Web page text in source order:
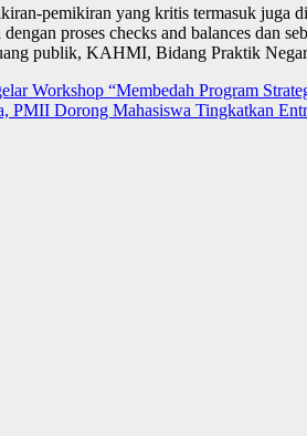
pemikiran yang kritis termasuk juga
proses checks and balances dan
publik, KAHMI, Bidang Praktik
Workshop “Membedah Program
PMII Dorong Mahasiswa Tingkatkan